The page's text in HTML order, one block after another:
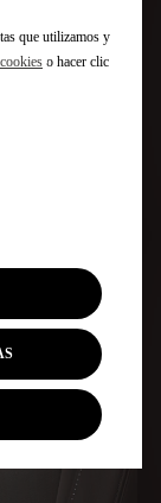
que utilizamos y
o hacer clic